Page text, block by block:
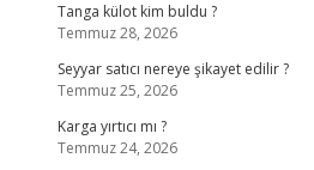
Tanga külot kim buldu ?
Temmuz 28, 2026
Seyyar satıcı nereye şikayet edilir ?
Temmuz 25, 2026
Karga yırtıcı mı ?
Temmuz 24, 2026